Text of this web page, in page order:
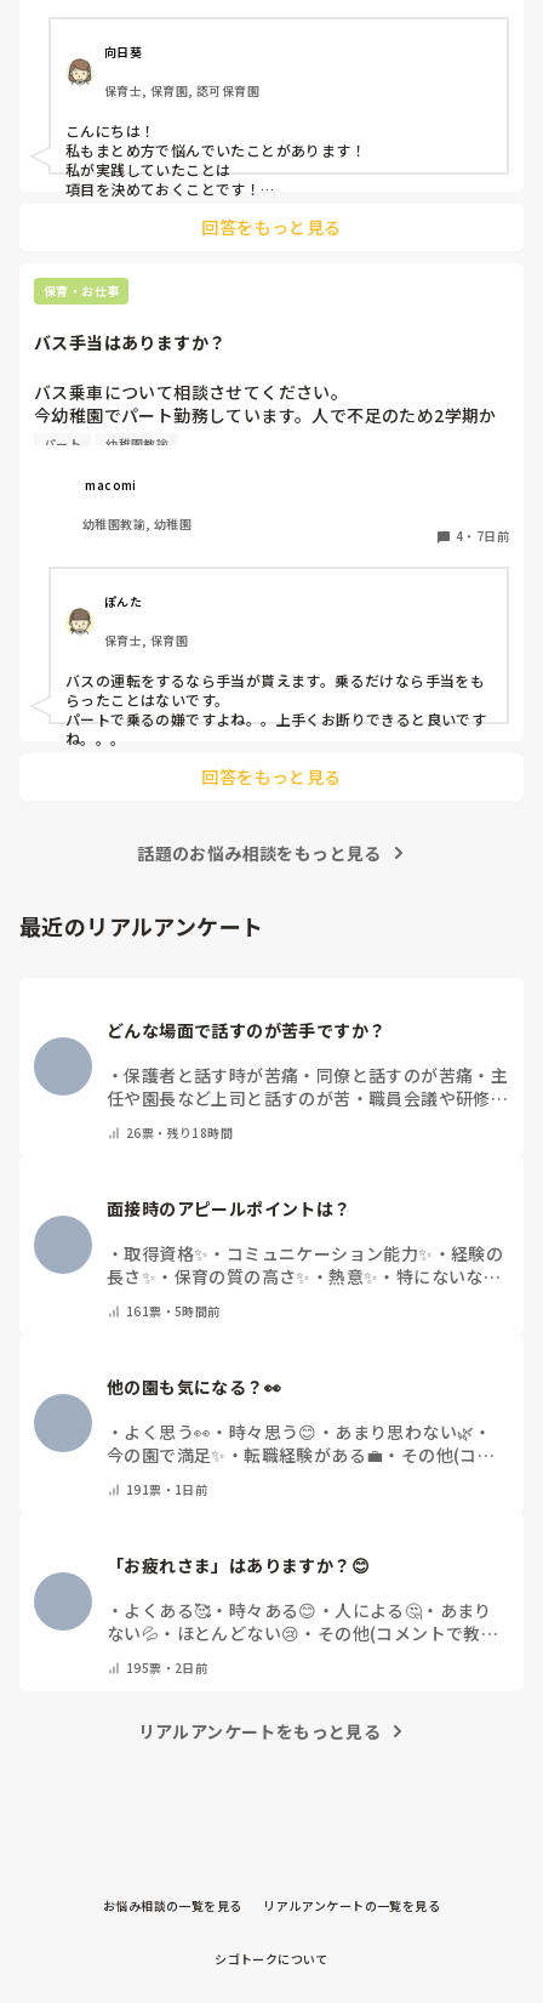
向日葵
保育士, 保育園, 認可保育園
こんにちは！
私もまとめ方で悩んでいたことがあります！
私が実践していたことは
項目を決めておくことです！
・どんな遊びが好きか苦手か
などです！
それに加えて
回答をもっと見る
保育・お仕事
バス手当はありますか？
バス乗車について相談させてください。
今幼稚園でパート勤務しています。人で不足のため2学期か
らはバスにも乗ってほしいと言われてます。同じパートの先
果的にそう言うことを言わない私にバス乗車の話がやってき
か？？？
パート 幼稚園教諭
macomi
幼稚園教諭, 幼稚園
4 ・ 7日前
ぽんた
保育士, 保育園
バスの運転をするなら手当が貰えます。乗るだけなら手当をも
らったことはないです。
パートで乗るの嫌ですよね。。上手くお断りできると良いです
ね。。。
回答をもっと見る
話題のお悩み相談をもっと見る
最近のリアルアンケート
どんな場面で話すのが苦手ですか？
・保護者と話す時が苦痛 ・ 同僚と話すのが苦痛 ・ 主
任や園長など上司と話すのが苦 ・ 職員会議や研修場
他(コメントで教えてください)
26票・ 残り18時間
面接時のアピールポイントは？
・取得資格✨ ・ コミュニケーション能力✨ ・ 経験の
長さ✨ ・ 保育の質の高さ✨ ・熱意✨ ・ 特にないな・
161票・5時間前
他の園も気になる？👀
・ よく思う👀 ・ 時々思う😊 ・ あまり思わない🌿 ・
今の園で満足✨ ・転職経験がある💼 ・ その他(コメ
191票・ 1日前
「お疲れさま」はありますか？😊
・ よくある🥰 ・ 時々ある😊 ・ 人による🤔 ・ あまり
ない💦 ・ ほとんどない😢 ・ その他(コメントで教え
195票・ 2日前
リアルアンケートをもっと見る
お悩み相談の一覧を見る リアルアンケートの一覧を見る
シゴトークについて